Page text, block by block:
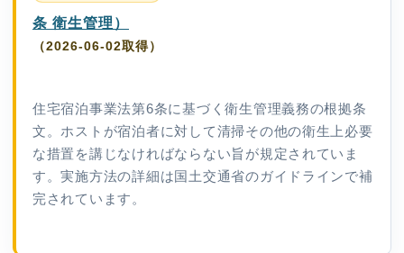
条 衛生管理）
（2026-06-02取得）
住宅宿泊事業法第6条に基づく衛生管理義務の根拠条
文。ホストが宿泊者に対して清掃その他の衛生上必要
な措置を講じなければならない旨が規定されていま
す。実施方法の詳細は国土交通省のガイドラインで補
完されています。